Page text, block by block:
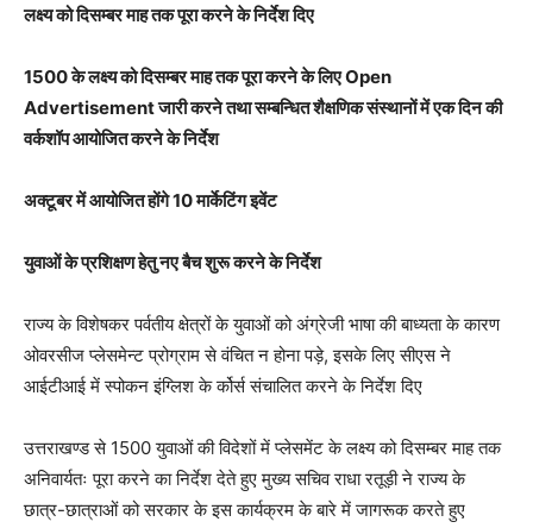
लक्ष्य को दिसम्बर माह तक पूरा करने के निर्देश दिए
1500 के लक्ष्य को दिसम्बर माह तक पूरा करने के लिए Open
Advertisement जारी करने तथा सम्बन्धित शैक्षणिक संस्थानों में एक दिन की
वर्कशॉप आयोजित करने के निर्देश
अक्टूबर में आयोजित होंगे 10 मार्केटिंग इवेंट
युवाओं के प्रशिक्षण हेतु नए बैच शुरू करने के निर्देश
राज्य के विशेषकर पर्वतीय क्षेत्रों के युवाओं को अंग्रेजी भाषा की बाध्यता के कारण
ओवरसीज प्लेसमेन्ट प्रोग्राम से वंचित न होना पड़े, इसके लिए सीएस ने
आईटीआई में स्पोकन इंग्लिश के र्कोर्स संचालित करने के निर्देश दिए
उत्तराखण्ड से 1500 युवाओं की विदेशों में प्लेसमेंट के लक्ष्य को दिसम्बर माह तक
अनिवार्यतः पूरा करने का निर्देश देते हुए मुख्य सचिव राधा रतूड़ी ने राज्य के
छात्र-छात्राओं को सरकार के इस कार्यक्रम के बारे में जागरूक करते हुए